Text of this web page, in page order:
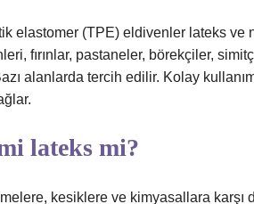
elastomer (TPE) eldivenler lateks ve
fırınlar, pastaneler, börekçiler,
alanlarda tercih edilir. Kolay
lateks mi?
kesiklere ve kimyasallara